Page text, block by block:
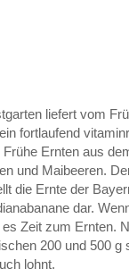
liefert vom
fortlaufend
Ernten aus
und Maibeeren.
die Ernte der
dar.
Zeit zum Ernten.
200 und 500 g
lohnt.